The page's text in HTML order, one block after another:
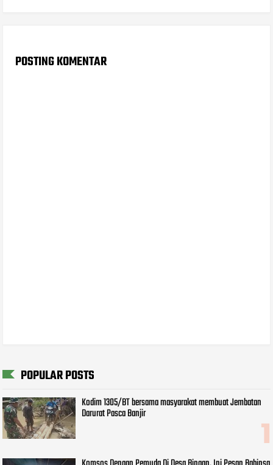
POSTING KOMENTAR
POPULAR POSTS
Kodim 1305/BT bersama masyarakat membuat Jembatan
Darurat Pasca Banjir